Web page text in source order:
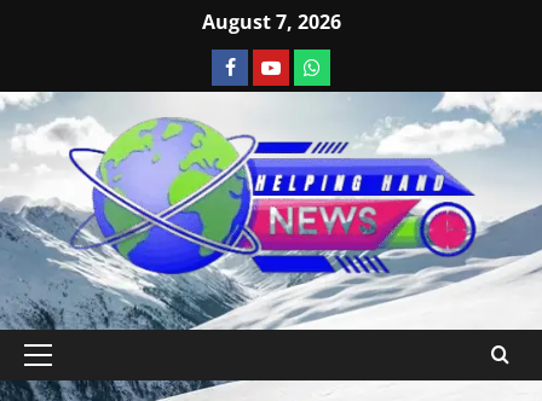
August 7, 2026